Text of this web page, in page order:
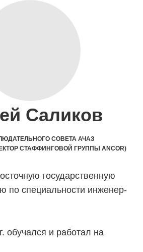
Саликов
СОВЕТА АЧАЗ
СТАФФИНГОВОЙ ГРУППЫ ANCOR)
государственную
по специальности инженер-
обучался и работал на